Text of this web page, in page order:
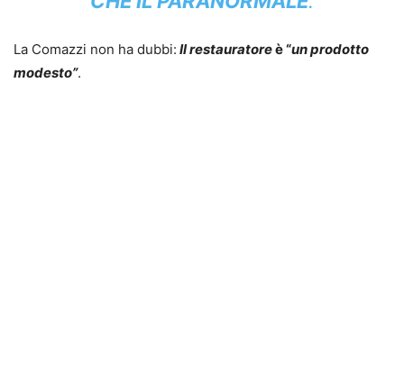
La Comazzi non ha dubbi: Il restauratoreè “un prodotto
modesto”.